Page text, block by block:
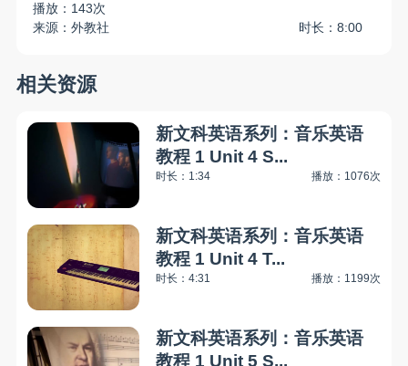
播放：143次
来源：外教社
时长：8:00
相关资源
新文科英语系列：音乐英语
教程 1 Unit 4 S...
时长：1:34 播放：1076次
新文科英语系列：音乐英语
教程 1 Unit 4 T...
时长：4:31 播放：1199次
新文科英语系列：音乐英语
教程 1 Unit 5 S...